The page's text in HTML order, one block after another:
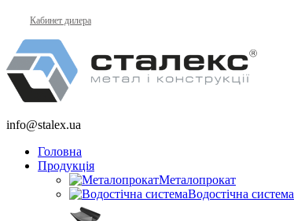
Кабинет дилера
info@stalex.ua
Головна
Продукція
Металопрокат
Водостічна система